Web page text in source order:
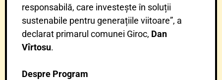
responsabilă, care investește în soluții
sustenabile pentru generațiile viitoare”, a
declarat primarul comunei Giroc, Dan
Vîrtosu.
Despre Program